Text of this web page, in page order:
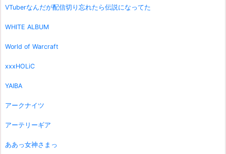
VTuberなんだが配信切り忘れたら伝説になってた
WHITE ALBUM
World of Warcraft
xxxHOLiC
YAIBA
アークナイツ
アーテリーギア
ああっ女神さまっ